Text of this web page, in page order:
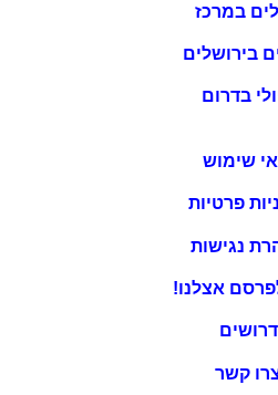
במרכז
בירושלים
בדרום
שימוש
פרטיות
נגישות
אצלנו!
דרושים
קשר